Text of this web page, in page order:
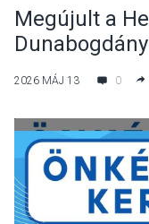
Megújult a
2026 MÁJ 13 0